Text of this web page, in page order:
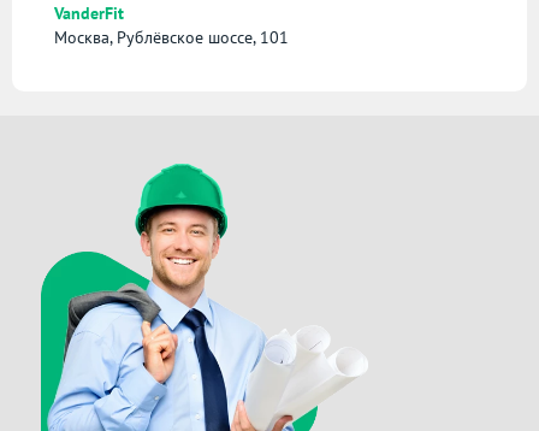
VanderFit
Москва, Рублёвское шоссе, 101